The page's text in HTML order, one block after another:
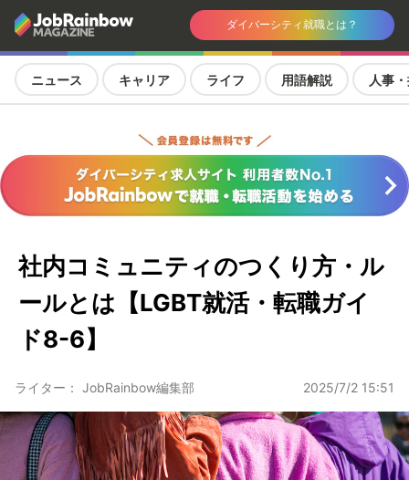
ダイバーシティ就職とは？
ニュース キャリア ライフ 用語解説 人事
社内コミュニティのつくり方・ル
ールとは【LGBT就活・転職ガイ
ド8-6】
ライター： JobRainbow編集部 2025/7/2 15:51